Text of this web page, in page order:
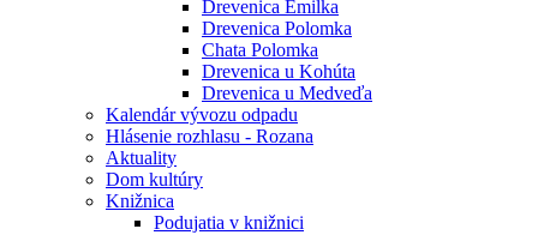
Drevenica Emilka
Drevenica Polomka
Chata Polomka
Drevenica u Kohúta
Drevenica u Medveďa
Kalendár vývozu odpadu
Hlásenie rozhlasu - Rozana
Aktuality
Dom kultúry
Knižnica
Podujatia v knižnici